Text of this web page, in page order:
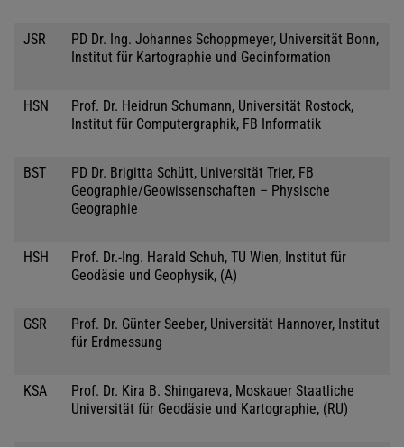
JSR
PD Dr. Ing. Johannes Schoppmeyer, Universität Bonn,
Institut für Kartographie und Geoinformation
HSN
Prof. Dr. Heidrun Schumann, Universität Rostock,
Institut für Computergraphik, FB Informatik
BST
PD Dr. Brigitta Schütt, Universität Trier, FB
Geographie/Geowissenschaften – Physische
Geographie
HSH
Prof. Dr.-Ing. Harald Schuh, TU Wien, Institut für
Geodäsie und Geophysik, (A)
GSR
Prof. Dr. Günter Seeber, Universität Hannover, Institut
für Erdmessung
KSA
Prof. Dr. Kira B. Shingareva, Moskauer Staatliche
Universität für Geodäsie und Kartographie, (RU)